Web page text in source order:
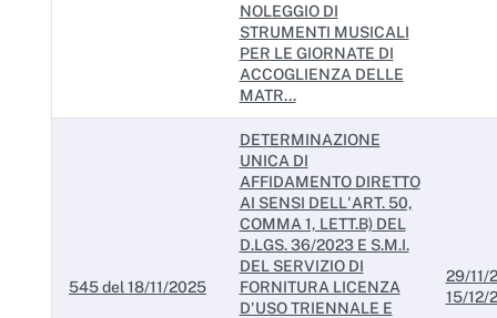
NOLEGGIO DI
STRUMENTI MUSICALI
PER LE GIORNATE DI
ACCOGLIENZA DELLE
MATR...
545 del 18/11/2025
DETERMINAZIONE
UNICA DI
AFFIDAMENTO DIRETTO
AI SENSI DELL'ART. 50,
COMMA 1, LETT.B) DEL
D.LGS. 36/2023 E S.M.I.
DEL SERVIZIO DI
FORNITURA LICENZA
D'USO TRIENNALE E
29/11/
15/12/